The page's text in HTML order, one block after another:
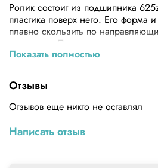
Ролик состоит из подшипника
пластика поверх него. Его форма и
плавно скользить по
минимуму. Подшипник закрытого
Вам не нужно беспокоиться о
защитит его от грязи и
характеристикиВнутренний
диаметр (мм): 21,5Ширина (мм): 7
Показать полностью
Отзывы
Отзывов еще никто не оставлял
Написать отзыв